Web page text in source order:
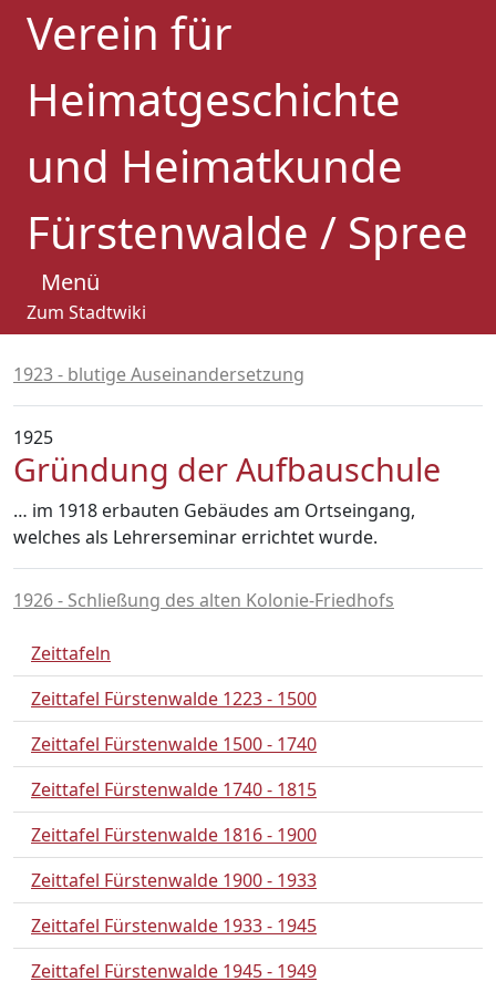
Verein für
Heimatgeschichte
und Heimatkunde
Fürstenwalde / Spree
Menü
Zum Stadtwiki
1923 - blutige Auseinandersetzung
1925
Gründung der Aufbauschule
… im 1918 erbauten Gebäudes am Ortseingang,
welches als Lehrerseminar errichtet wurde.
1926 - Schließung des alten Kolonie-Friedhofs
Zeittafeln
Zeittafel Fürstenwalde 1223 - 1500
Zeittafel Fürstenwalde 1500 - 1740
Zeittafel Fürstenwalde 1740 - 1815
Zeittafel Fürstenwalde 1816 - 1900
Zeittafel Fürstenwalde 1900 - 1933
Zeittafel Fürstenwalde 1933 - 1945
Zeittafel Fürstenwalde 1945 - 1949